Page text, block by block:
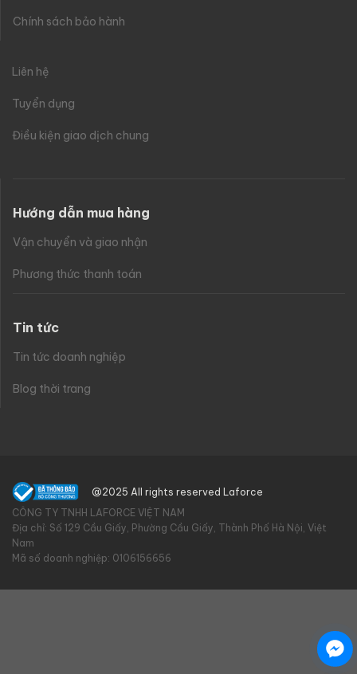
Chính sách bảo hành
Liên hệ
Tuyển dụng
Điều kiện giao dịch chung
Hướng dẫn mua hàng
Vận chuyển và giao nhận
Phương thức thanh toán
Tin tức
Tin tức doanh nghiệp
Blog thời trang
@2025 All rights reserved Laforce
CÔNG TY TNHH LAFORCE VIỆT NAM
Địa chỉ: Số 129 Cầu Giấy, Phường Cầu Giấy, Thành Phố Hà Nội, Việt
Nam
Mã số doanh nghiệp: 0106156656